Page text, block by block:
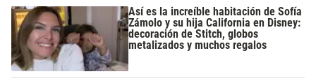
Así es la increíble habitación de Sofía
Zámolo y su hija California en Disney:
decoración de Stitch, globos
metalizados y muchos regalos